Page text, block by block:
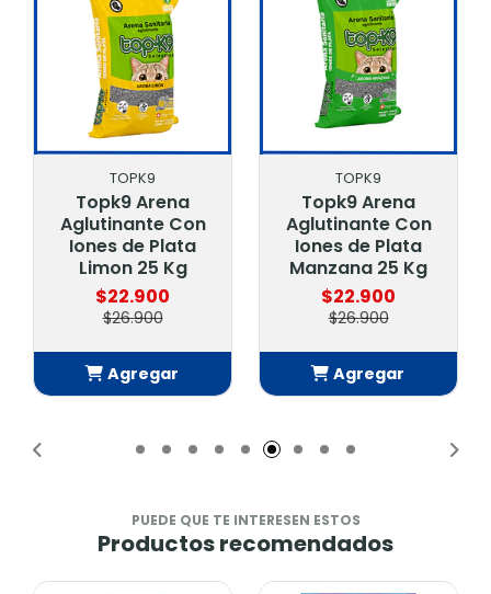
TOPK9
Topk9 Arena
Aglutinante Con
Iones de Plata
Limon 25 Kg
$22.900
$26.900
Agregar
TOPK9
Topk9 Arena
Aglutinante Con
Iones de Plata
Manzana 25 Kg
$22.900
$26.900
Agregar
PUEDE QUE TE INTERESEN ESTOS
Productos recomendados